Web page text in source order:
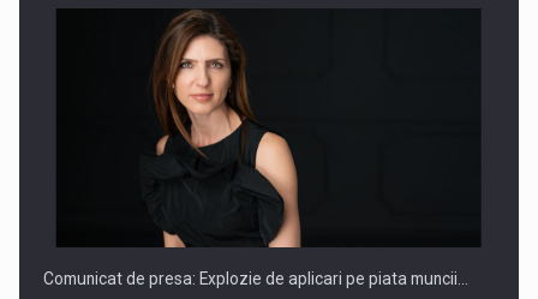
Hard Enduro Piatra Craiului 2026, fueled by benzinariile RO…
Comunicat de presa: Explozie de aplicari pe piata muncii…